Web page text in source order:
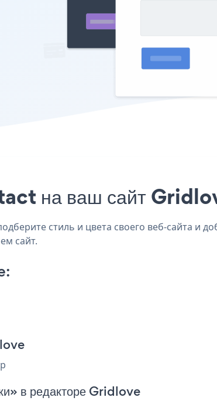
на ваш сайт
стиль и цвета своего веб-сайта и
сайт.
в редакторе Gridlove